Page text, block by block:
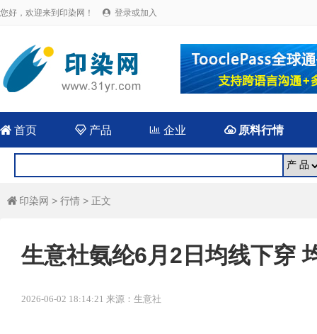
您好，欢迎来到印染网！  登录或加入
 首页 产品  企业 原料行情
 印染网 > 行情 > 正文
生意社氨纶6月2日均线下穿
2026-06-02 18:14:21 来源：生意社